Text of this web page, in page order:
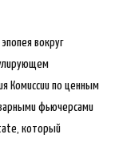
вокруг
Комиссии по ценным
фьючерсами
который